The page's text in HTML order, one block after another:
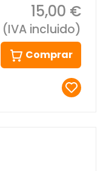
15,00 €
(IVA incluido)
Comprar